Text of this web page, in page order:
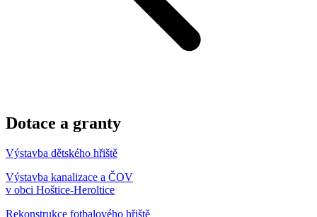
Dotace a granty
Výstavba dětského hřiště
Výstavba kanalizace a ČOV
v obci Hoštice-Heroltice
Rekonstrukce fotbalového hřiště